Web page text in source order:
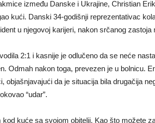
između Danske i Ukrajine, Christian
kući. Danski 34-godišnji reprezentativac
u njegovoj karijeri, nakon srčanog zastoja
2:1 i kasnije je odlučeno da se neće
Odmah nakon toga, prevezen je u bolnicu.
objašnjavajući da je situacija bila drugačija
“udar”.
kuće sa svojom obitelji. Kao što možete